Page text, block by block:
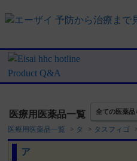
医療用医薬品一覧 全ての医薬品
医療用医薬品一覧 > タ > タスフィゴ
ア